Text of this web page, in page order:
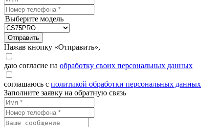
Выберите модель
Отправить
Нажав кнопку «Отправить»,
даю согласие на обработку своих персональных данных
соглашаюсь с политикой обработки персональных данных
Заполните заявку на обратную связь